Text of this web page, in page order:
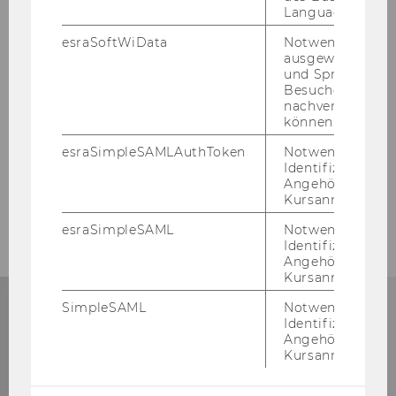
Über 10.000 Studieninteressierte
bei WU-Aufnahmeprüfungen
Language
esraSoftWiData
Notwendig um
ausgewählte
und
Besuchers
nachverfolgen
können.
esraSimpleSAMLAuthToken
Notwendig zur
Identifizierung
Angehörige/r für
Kursanmeldung.
esraSimpleSAML
Notwendig zur
Identifizierung
Angehörige/r für
Kursanmeldung.
SimpleSAML
Notwendig zur
Identifizierung
Angehörige/r für
Kursanmeldung.